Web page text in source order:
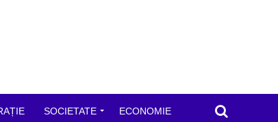
SOCIETATE ECONOMIE